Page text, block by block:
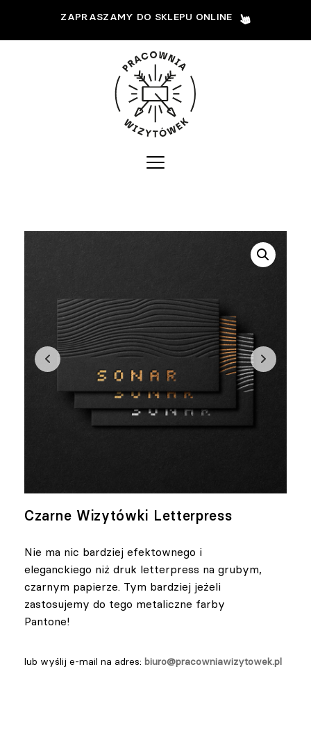
ZAPRASZAMY DO SKLEPU ONLINE
Czarne Wizytówki Letterpress
Nie ma nic bardziej efektownego i
eleganckiego niż druk letterpress na grubym,
czarnym papierze. Tym bardziej jeżeli
zastosujemy do tego metaliczne farby
Pantone!
lub wyślij e-mail na adres: biuro@pracowniawizytowek.pl